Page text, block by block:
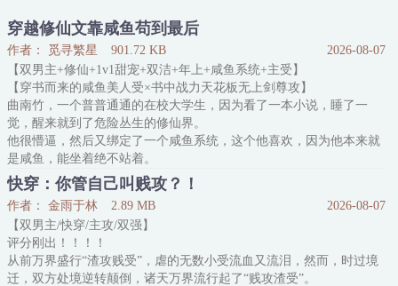
穿越修仙文靠咸鱼苟到最后
作者： 觅寻繁星 901.72 KB
2026-08-07
【双男主+修仙+1v1甜宠+双洁+年上+咸鱼系统+主受】
【穿书而来的咸鱼美人受×书中战力天花板无上剑尊攻】
曲南竹，一个普普通通的在校大学生，因为看了一本小说，睡了一
觉，醒来就到了危险丛生的修仙界。
他很懵逼，然后又绑定了一个咸鱼系统，这个他喜欢，因为他本来就
是咸鱼，能坐着绝不站着。
有了咸鱼系统，他更加躺平了，每天什么都不干——就是躺着。
玄堇渊，书中的战力天花板，无上剑尊，有一天他算到了自己的命定
之人——
前期:冷漠，疏离，一股子我不信天命
后期:竹宝，你是我的，不要动
预知后事，且
快穿：你管自己叫贱攻？！
作者： 金雨于林 2.89 MB
2026-08-07
【双男主/快穿/主攻/双强】
评分刚出！！！！
从前万界盛行“渣攻贱受”，虐的无数小受流血又流泪，然而，时过境
迁，双方处境逆转颠倒，诸天万界流行起了“贱攻渣受”。